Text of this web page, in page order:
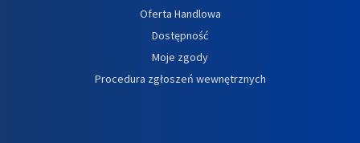
Oferta Handlowa
Dostępność
Moje zgody
Procedura zgłoszeń wewnętrznych